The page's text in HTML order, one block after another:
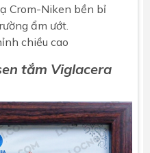
Crom-Niken bền bỉ
ẩm ướt.
chiều cao
tắm Viglacera